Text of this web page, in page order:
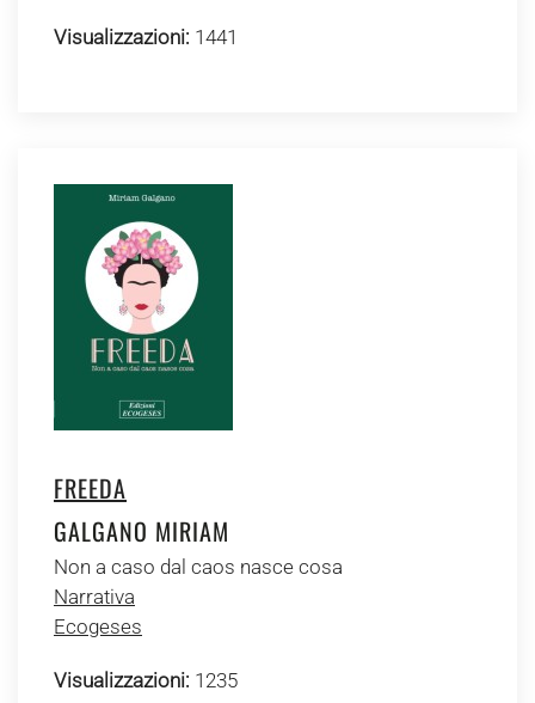
Visualizzazioni: 1441
FREEDA
GALGANO MIRIAM
Non a caso dal caos nasce cosa
Narrativa
Ecogeses
Visualizzazioni: 1235